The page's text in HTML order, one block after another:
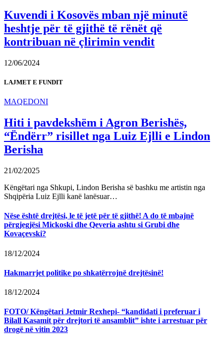
Kuvendi i Kosovës mban një minutë
heshtje për të gjithë të rënët që
kontribuan në çlirimin vendit
12/06/2024
LAJMET E FUNDIT
MAQEDONI
Hiti i pavdekshëm i Agron Berishës,
“Ëndërr” risillet nga Luiz Ejlli e Lindon
Berisha
21/02/2025
Këngëtari nga Shkupi, Lindon Berisha së bashku me artistin nga
Shqipëria Luiz Ejlli kanë lanësuar…
Nëse është drejtësi, le të jetë për të gjithë! A do të mbajnë
përgjegjësi Mickoski dhe Qeveria ashtu si Grubi dhe
Kovaçevski?
18/12/2024
Hakmarrjet politike po shkatërrojnë drejtësinë!
18/12/2024
FOTO/ Këngëtari Jetmir Rexhepi- “kandidati i preferuar i
Bilall Kasamit për drejtori të ansamblit” ishte i arrestuar për
drogë në vitin 2023